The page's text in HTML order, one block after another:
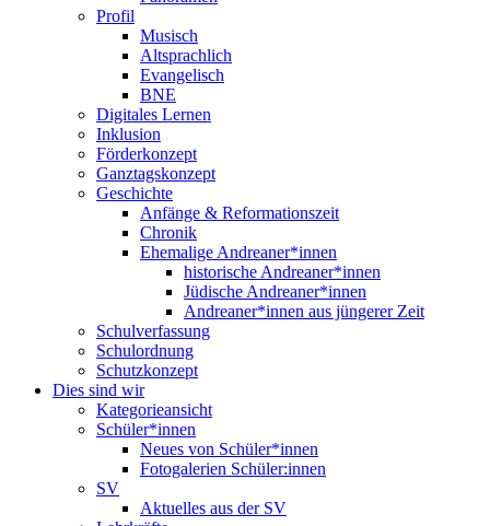
Profil
Musisch
Altsprachlich
Evangelisch
BNE
Digitales Lernen
Inklusion
Förderkonzept
Ganztagskonzept
Geschichte
Anfänge & Reformationszeit
Chronik
Ehemalige Andreaner*innen
historische Andreaner*innen
Jüdische Andreaner*innen
Andreaner*innen aus jüngerer Zeit
Schulverfassung
Schulordnung
Schutzkonzept
Dies sind wir
Kategorieansicht
Schüler*innen
Neues von Schüler*innen
Fotogalerien Schüler:innen
SV
Aktuelles aus der SV